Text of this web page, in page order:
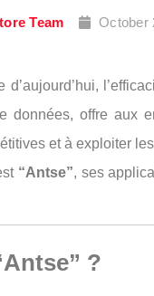
Team October
d’aujourd’hui,
données, offre aux
et à exploiter
“Antse”, ses
?